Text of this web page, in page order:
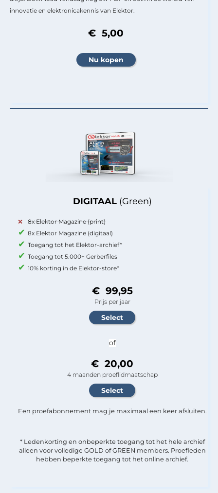
DIGITAAL (Green)
8x Elektor Magazine (print)
8x Elektor Magazine (digitaal)
Toegang tot het Elektor-archief*
Toegang tot 5.000+ Gerberfiles
10% korting in de Elektor-store*
€ 99,95
Prijs per jaar
of
€ 20,00
4 maanden proeflidmaatschap
Een proefabonnement mag je maximaal een keer afsluiten.
* Ledenkorting en onbeperkte toegang tot het hele archief
alleen voor volledige GOLD of GREEN members. Proefleden
hebben beperkte toegang tot het online archief.
innovatie en elektronicakennis van Elektor.
€ 5,00